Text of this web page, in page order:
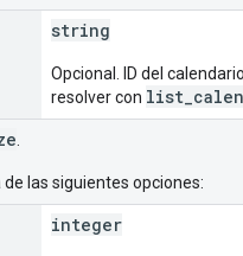
string
Opcional. ID del
resolver con
las siguientes opciones:
integer